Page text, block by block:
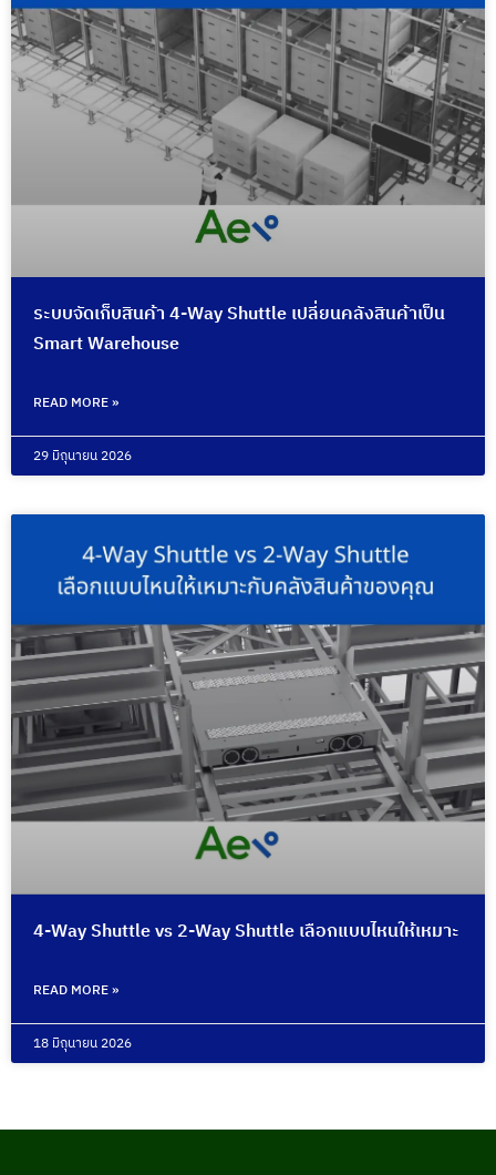
ระบบจัดเก็บสินค้า 4-Way Shuttle เปลี่ยนคลังสินค้าเป็น
Smart Warehouse
READ MORE »
29 มิถุนายน 2026
4-Way Shuttle vs 2-Way Shuttle เลือกแบบไหนให้เหมาะ
READ MORE »
18 มิถุนายน 2026